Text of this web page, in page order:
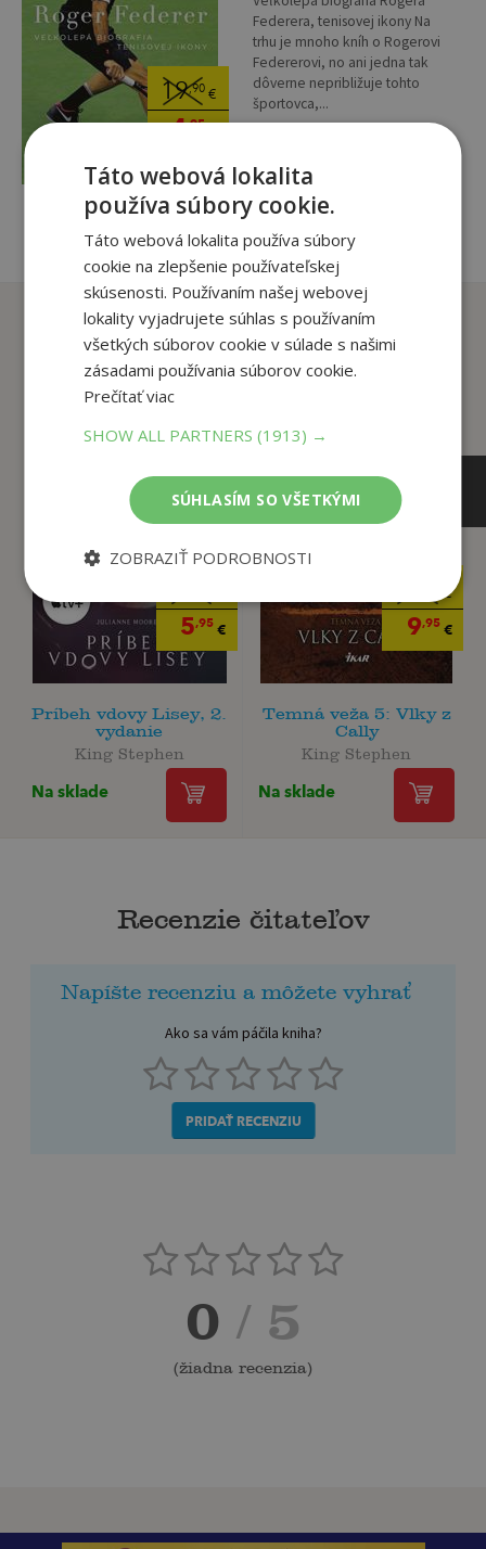
19,90 €
4,95
Federera, tenisovej ikony Na
trhu je mnoho kníh o Rogerovi
Federerovi, no ani jedna tak
dôverne nepribližuje tohto
športovca,...
Zákazníci, ktorí si kúpili
tento titul si tiež kúpili
5,95 €
Príbeh vdovy Lisey, 2.
vydanie
King Stephen
Na sklade
€
9,95€
Temná veža 5: Vlky z
Cally
King Stephen
Na sklade
Recenzie čitateľov
Napíšte recenziu a môžete vyhrať
Ako sa vám páčila kniha?
PRIDAŤ RECENZIU
0 / 5
(žiadna recenzia)
Táto webová lokalita
používa súbory cookie.
Táto webová lokalita používa súbory
cookie na zlepšenie používateľskej
skúsenosti. Používaním našej webovej
lokality vyjadrujete súhlas s používaním
všetkých súborov cookie v súlade s našimi
zásadami používania súborov cookie.
Prečítať viac
SHOW ALL PARTNERS(1913) →
SÚHLASÍM SO VŠETKÝMI
ZOBRAZIŤ PODROBNOSTI